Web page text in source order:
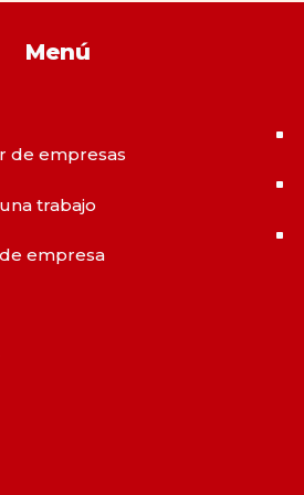
Menú
de empresas
trabajo
empresa
^
^
^